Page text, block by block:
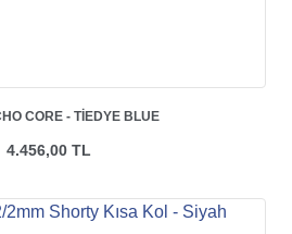
CORE - TIEDYE BLUE
4.456,00 TL